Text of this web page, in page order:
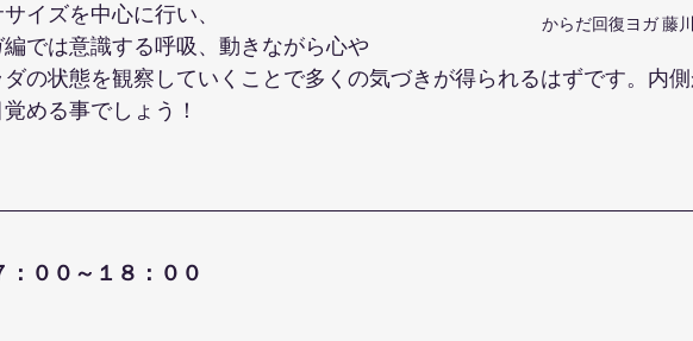
からだ回復ヨガ 藤
イズを中心に行い、
編では意識する呼吸、動きながら心や
ダの状態を観察していくことで多くの気づきが得られるはずです。内
める事でしょう！
：００～１８：００